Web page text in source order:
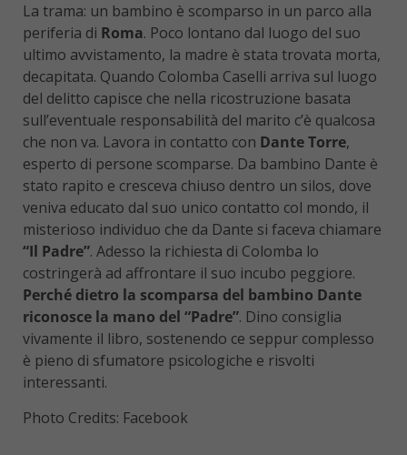
La trama: un bambino è scomparso in un parco alla
periferia di Roma. Poco lontano dal luogo del suo
ultimo avvistamento, la madre è stata trovata morta,
decapitata. Quando Colomba Caselli arriva sul luogo
del delitto capisce che nella ricostruzione basata
sull’eventuale responsabilità del marito c’è qualcosa
che non va. Lavora in contatto con Dante Torre,
esperto di persone scomparse. Da bambino Dante è
stato rapito e cresceva chiuso dentro un silos, dove
veniva educato dal suo unico contatto col mondo, il
misterioso individuo che da Dante si faceva chiamare
“Il Padre”. Adesso la richiesta di Colomba lo
costringerà ad affrontare il suo incubo peggiore.
Perché dietro la scomparsa del bambino Dante
riconosce la mano del “Padre”. Dino consiglia
vivamente il libro, sostenendo ce seppur complesso
è pieno di sfumatore psicologiche e risvolti
interessanti.
Photo Credits: Facebook